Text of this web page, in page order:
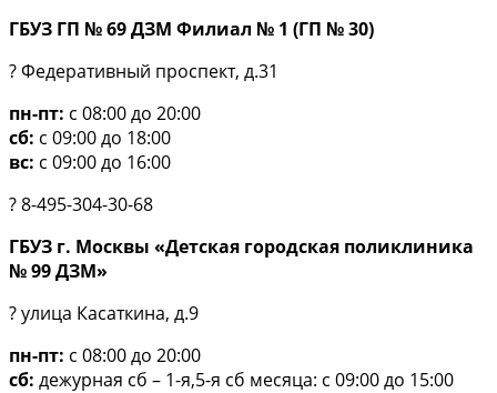
ГБУЗ ГП № 69 ДЗМ Филиал № 1 (ГП № 30)
? Федеративный проспект, д.31
пн-пт: с 08:00 до 20:00
сб: с 09:00 до 18:00
вс: с 09:00 до 16:00
? 8-495-304-30-68
ГБУЗ г. Москвы «Детская городская поликлиника
№ 99 ДЗМ»
? улица Касаткина, д.9
пн-пт: с 08:00 до 20:00
сб: дежурная сб – 1-я,5-я сб месяца: с 09:00 до 15:00